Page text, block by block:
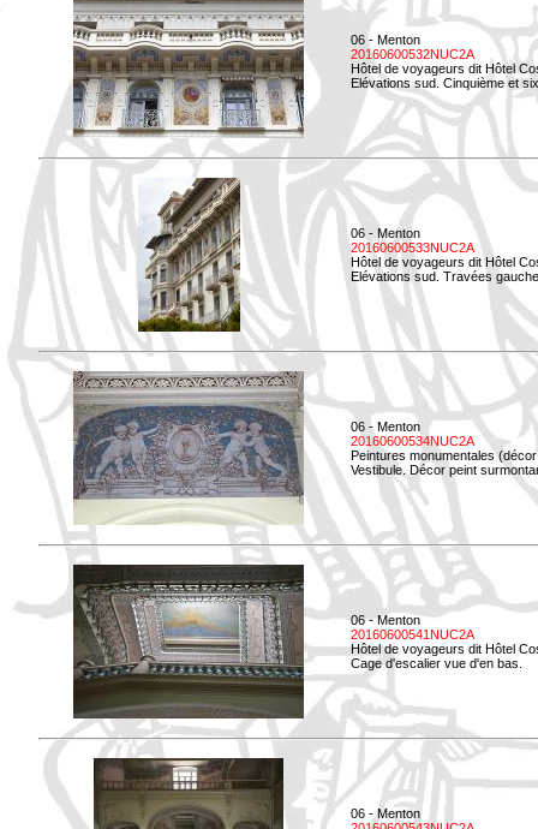
06 - Menton
20160600532NUC2A
Hôtel de voyageurs dit Hôtel
Elévations sud. Cinquième et
06 - Menton
20160600533NUC2A
Hôtel de voyageurs dit Hôtel
Elévations sud. Travées
06 - Menton
20160600534NUC2A
Peintures monumentales
Vestibule. Décor peint
06 - Menton
20160600541NUC2A
Hôtel de voyageurs dit Hôtel
Cage d'escalier vue d'en bas.
06 - Menton